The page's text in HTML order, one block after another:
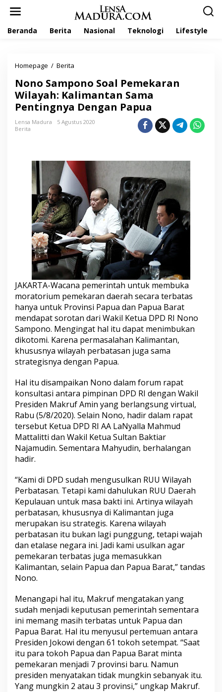
Beranda Berita Nasional Teknologi Lifestyle
Homepage / Berita
n
o
S
m
S
o
a
P
e
m
e
k
a
r
a
n
W
i
l
a
y
a
h
:
K
a
i
m
a
n
a
n
S
a
P
e
n
t
i
n
n
y
a
D
a
n
P
a
p
u
a
Nono Sampono Soal Pemekaran
Wilayah: Kalimantan Sama
Pentingnya Dengan Papua
Lensa Madura
5 Agustus 2020
Berita
JAKARTA-Wacana pemerintah untuk membuka
moratorium pemekaran daerah secara terbatas
hanya untuk Provinsi Papua dan Papua Barat
mendapat sorotan dari Wakil Ketua DPD RI Nono
Sampono. Mengingat hal itu dapat menimbukan
dikotomi. Karena permasalahan Kalimantan,
khususnya wilayah perbatasan juga sama
strategisnya dengan Papua.
Hal itu disampaikan Nono dalam forum rapat
konsultasi antara pimpinan DPD RI dengan Wakil
Presiden Makruf Amin yang berlangsung virtual,
Rabu (5/8/2020). Selain Nono, hadir dalam rapat
tersebut Ketua DPD RI AA LaNyalla Mahmud
Mattalitti dan Wakil Ketua Sultan Baktiar
Najamudin. Sementara Mahyudin, berhalangan
hadir.
“Kami di DPD sudah mengusulkan RUU Wilayah
Perbatasan. Tetapi kami dahulukan RUU Daerah
Kepulauan untuk masa bakti ini. Artinya wilayah
perbatasan, khususnya di Kalimantan juga
merupakan isu strategis. Karena wilayah
perbatasan itu bukan lagi punggung, tetapi wajah
dan etalase negara ini. Jadi kami usulkan agar
pemekaran terbatas juga memasukkan
Kalimantan, selain Papua dan Papua Barat,” tandas
Nono.
Menangapi hal itu, Makruf mengatakan yang
sudah menjadi keputusan pemerintah sementara
ini memang masih terbatas untuk Papua dan
Papua Barat. Hal itu menyusul pertemuan antara
Presiden Jokowi dengan 61 tokoh setempat. “Saat
itu para tokoh Papua dan Papua Barat minta
pemekaran menjadi 7 provinsi baru. Namun
presiden menyatakan tidak mungkin sebanyak itu.
Yang mungkin 2 atau 3 provinsi,” ungkap Makruf.